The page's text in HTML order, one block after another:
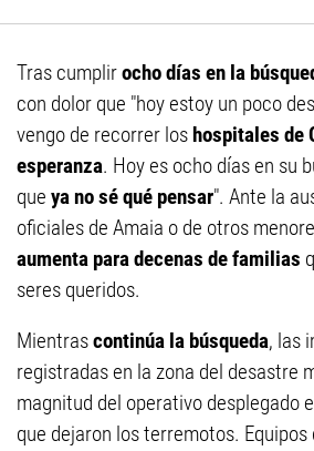
Tras cumplirocho días en la
con dolor que "hoy estoy un poco
vengo de recorrer loshospitales de
esperanza. Hoy es ocho días en su
que ya no sé qué pensar". Ante la
oficiales de Amaia o de otros
aumenta para decenas de familias
seres queridos.
Mientrascontinúa la búsqueda, las
registradas en la zona del desastre
magnitud del operativo desplegado
que dejaron los terremotos.